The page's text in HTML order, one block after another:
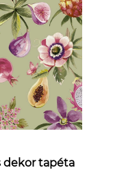
dekor tapéta